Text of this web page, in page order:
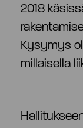
2018
Kysymys
millaisella